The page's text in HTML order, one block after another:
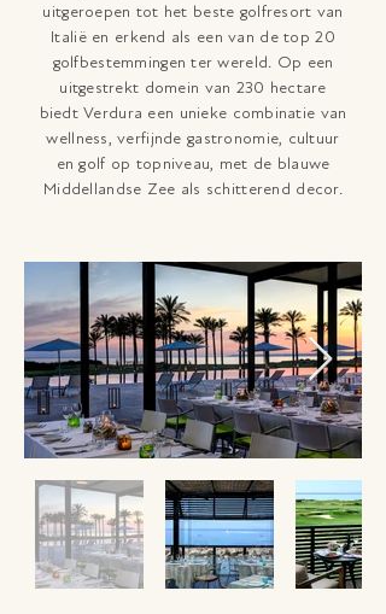
uitgeroepen tot het beste golfresort van
Italië en erkend als een van de top 20
golfbestemmingen ter wereld. Op een
uitgestrekt domein van 230 hectare
biedt Verdura een unieke combinatie van
wellness, verfijnde gastronomie, cultuur
en golf op topniveau, met de blauwe
Middellandse Zee als schitterend decor.